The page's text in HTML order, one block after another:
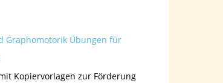
Graphomotorik Übungen für
Kopiervorlagen zur Förderung